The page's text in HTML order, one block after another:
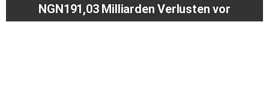
NGN191,03 Milliarden Verlusten vor